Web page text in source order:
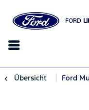
FORD
Übersicht Ford